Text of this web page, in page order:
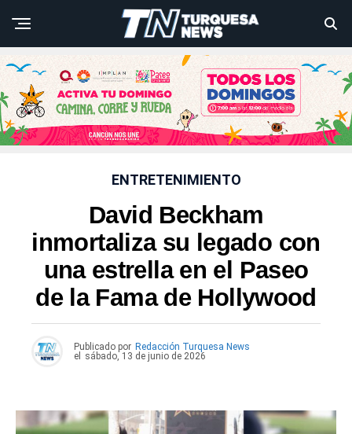
ENTRETENIMIENTO
David Beckham
inmortaliza su legado con
una estrella en el Paseo
de la Fama de Hollywood
Publicado por Redacción Turquesa News
el
sábado, 13 de junio de 2026